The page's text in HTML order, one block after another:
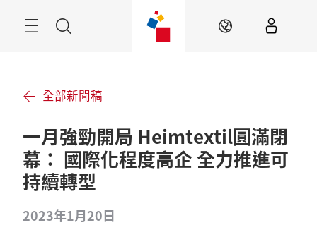
目
ZH
全部新聞稿
一月強勁開局 Heimtextil圓滿閉
幕： 國際化程度高企 全力推進可
持續轉型
2023年1月20日